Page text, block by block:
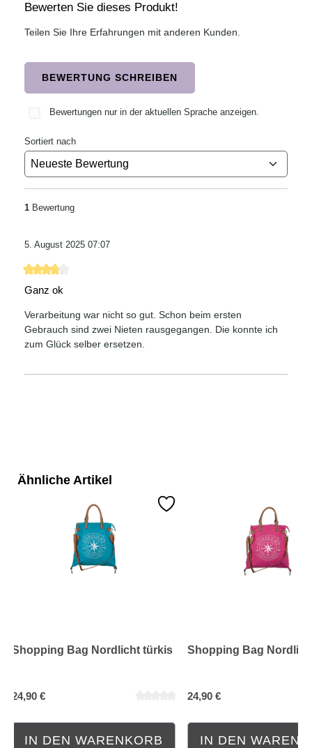
Bewerten Sie dieses Produkt!
Teilen Sie Ihre Erfahrungen mit anderen Kunden.
BEWERTUNG SCHREIBEN
Bewertungen nur in der aktuellen Sprache anzeigen.
Sortiert nach
1 Bewertung
5. August 2025 07:07
Bewertung mit 4 von 5 Sternen
Ganz ok
Verarbeitung war nicht so gut. Schon beim ersten
Gebrauch sind zwei Nieten rausgegangen. Die konnte ich
zum Glück selber ersetzen.
Ähnliche Artikel
Shopping Bag Nordlicht türkis
24,90 €
IN DEN WARENKORB
Shopping Bag
24,90 €
IN DEN